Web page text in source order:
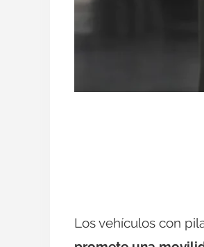
Los vehículos con